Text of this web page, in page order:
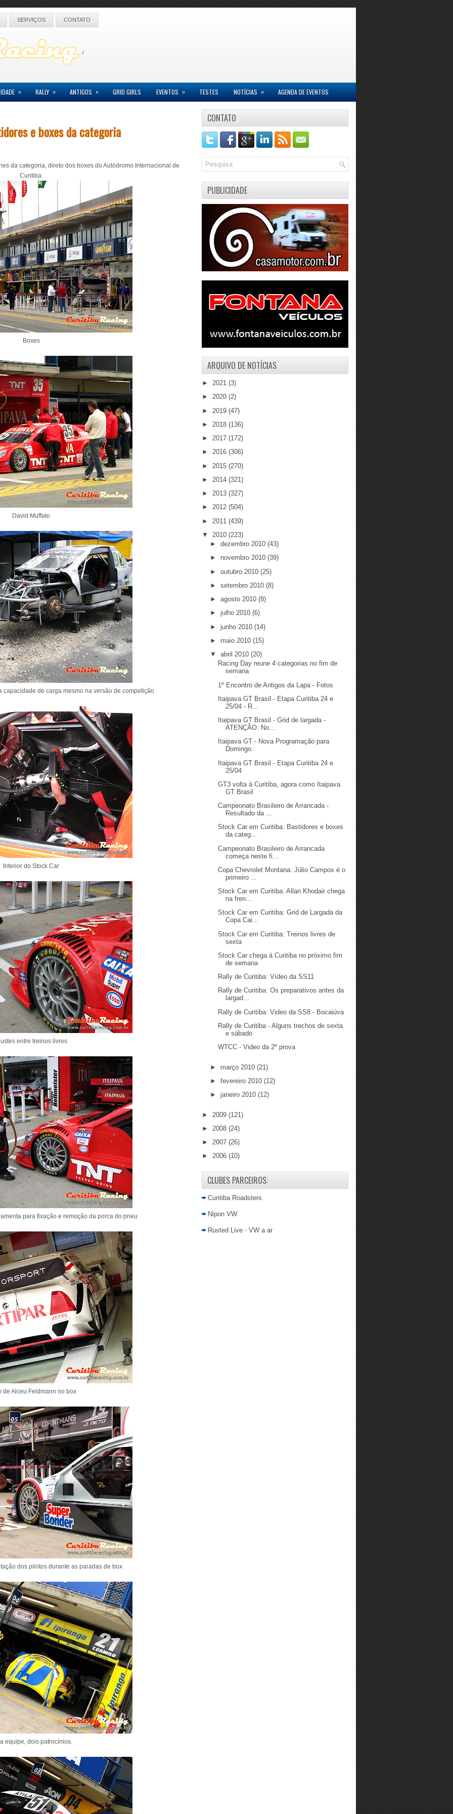
SERVIÇOS CONTATO
» RALLY » ANTIGOS » GRID GIRLS EVENTOS » TESTES NOTÍCIAS » AGENDA DE EVENTOS
e boxes da categoria
da categoria, direto dos boxes do Autódromo Internacional de
Curitiba:
Boxes
David Muffato
capacidade de carga mesmo na versão de competição
Interior do Stock Car
entre treinos livres
para fixação e remoção da porca do pneu
de Alceu Feldmann no box
dos pilotos durante as paradas de box
equipe, dois patrocínios.
CONTATO
PUBLICIDADE
ARQUIVO DE NOTÍCIAS
► 2021 (3)
► 2020 (2)
► 2019 (47)
► 2018 (136)
► 2017 (172)
► 2016 (306)
► 2015 (270)
► 2014 (321)
► 2013 (327)
► 2012 (504)
► 2011 (439)
▼ 2010 (223)
► dezembro 2010 (43)
► novembro 2010 (39)
► outubro 2010 (25)
► setembro 2010 (8)
► agosto 2010 (8)
► julho 2010 (6)
► junho 2010 (14)
► maio 2010 (15)
▼ abril 2010 (20)
Racing Day reune 4 categorias no fim de
semana
1º Encontro de Antigos da Lapa - Fotos
Itaipava GT Brasil - Etapa Curitiba 24 e
25/04 - R...
Itaipava GT Brasil - Grid de largada -
ATENÇÃO: No...
Itaipava GT - Nova Programação para
Domingo.
Itaipava GT Brasil - Etapa Curitiba 24 e
25/04
GT3 volta à Curitiba, agora como Itaipava
GT Brasil
Campeonato Brasileiro de Arrancada -
Resultado da ...
Stock Car em Curitiba: Bastidores e boxes
da categ...
Campeonato Brasileiro de Arrancada
começa neste fi...
Copa Chevrolet Montana: Júlio Campos é o
primeiro ...
Stock Car em Curitiba: Allan Khodair chega
na fren...
Stock Car em Curitiba: Grid de Largada da
Copa Cai...
Stock Car em Curitiba: Treinos livres de
sexta
Stock Car chega à Curitiba no próximo fim
de semana
Rally de Curitiba: Vídeo da SS11
Rally de Curitiba: Os preparativos antes da
largad...
Rally de Curitiba: Video da SS8 - Bocaiúva
Rally de Curitiba - Alguns trechos de sexta
e sábado
WTCC - Video da 2º prova
► março 2010 (21)
► fevereiro 2010 (12)
► janeiro 2010 (12)
► 2009 (121)
► 2008 (24)
► 2007 (26)
► 2006 (10)
CLUBES PARCEIROS:
Curitiba Roadsters
Nipon VW
Rusted Live - VW a ar